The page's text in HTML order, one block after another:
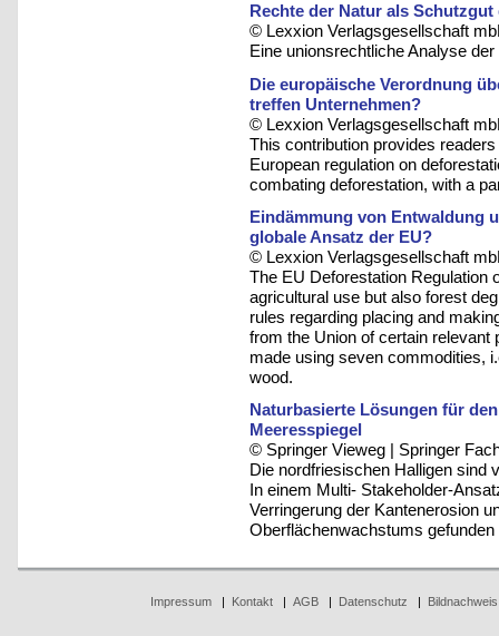
Rechte der Natur als
© Lexxion Verlagsgesellschaft
Eine unionsrechtliche Analyse
Die europäische Verordnung
treffen Unternehmen?
© Lexxion Verlagsgesellschaft
This contribution provides
European regulation on
combating deforestation, with a
Eindämmung von Entwaldung
globale Ansatz der EU?
© Lexxion Verlagsgesellschaft
The EU Deforestation Regulation
agricultural use but also forest
rules regarding placing and
from the Union of certain relevant
made using seven commodities,
wood.
Naturbasierte Lösungen für
Meeresspiegel
© Springer Vieweg | Springer
Die nordfriesischen Halligen sind
In einem Multi- Stakeholder-
Verringerung der Kantenerosion
Oberflächenwachstums gefunden
Impressum| Kontakt| AGB| Datenschutz | Bildnachweis